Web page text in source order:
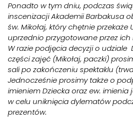
Ponadto w tym dniu, podczas
inscenizacji Akademii Barbakusa
św. Mikołaj, który chętnie przekaże
uprzednio przygotowane przez ich
W razie podjęcia decyzji o udziale
części zajęć (Mikołaj, paczki)
sali po zakończeniu spektaklu
Jednocześnie prosimy także o
imieniem Dziecka oraz ew. imienia
w celu uniknięcia dylematów
prezentów.